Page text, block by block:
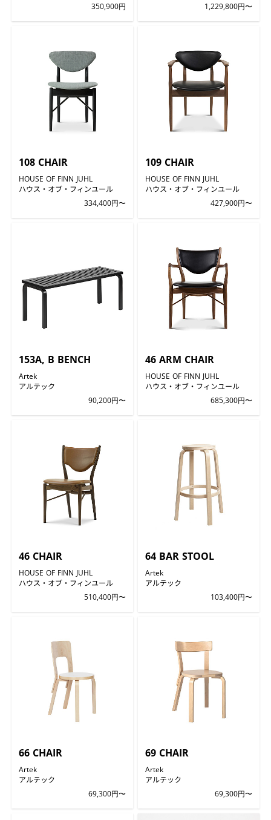
350,900円
1,229,800円〜
108 CHAIR
HOUSE OF FINN JUHL
ハウス・オブ・フィンユール
334,400円〜
109 CHAIR
HOUSE OF FINN JUHL
ハウス・オブ・フィンユール
427,900円〜
153A, B BENCH
Artek
アルテック
90,200円〜
46 ARM CHAIR
HOUSE OF FINN JUHL
ハウス・オブ・フィンユール
685,300円〜
46 CHAIR
HOUSE OF FINN JUHL
ハウス・オブ・フィンユール
510,400円〜
64 BAR STOOL
Artek
アルテック
103,400円〜
66 CHAIR
Artek
アルテック
69,300円〜
69 CHAIR
Artek
アルテック
69,300円〜